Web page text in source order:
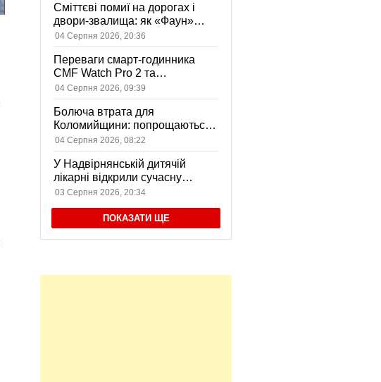
Сміттєві помиї на дорогах і
двори-звалища: як «Фаун»
вивозить відходи в Коломиї
04 Серпня 2026, 20:36
Переваги смарт-годинника
CMF Watch Pro 2 та
навушників CMF Buds Pro 2
для сучасних користувачів
04 Серпня 2026, 09:39
Болюча втрата для
Коломийщини: попрощаються
із захисником, який віддав
життя за Україну
04 Серпня 2026, 08:22
У Надвірнянській дитячій
лікарні відкрили сучасну
сенсорну кімнату
03 Серпня 2026, 20:34
ПОКАЗАТИ ЩЕ